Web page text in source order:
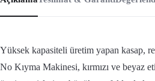
Yüksek kapasiteli üretim yapan kasap,
No Kıyma Makinesi, kırmızı ve beyaz